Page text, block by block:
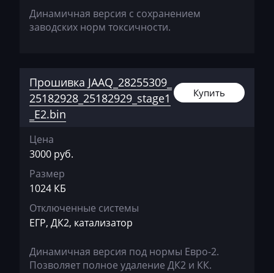
Hummer
Hyster
Infiniti
International
Iran Khodro
Isuzu
Iveco
Jac
Jaecoo
JCB
Динамичная версия с сохранением
заводских норм токсичности.
Прошивка JAAQ_28255309_
25182928_25182929_stage1
_E2.bin
Купить
Цена
3000 руб.
Размер
1024 КБ
Отключенные системы
ЕГР, ДК2, катализатор
Динамичная версия под нормы Евро-2.
Позволяет полное удаление ДК2 и КК.